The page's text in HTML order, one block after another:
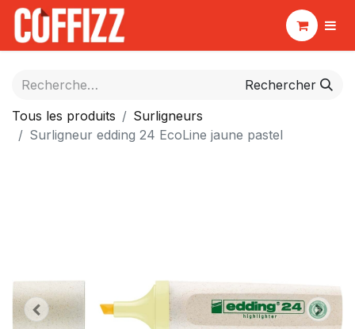
Rechercher
Tous les produits
Surligneurs
Surligneur edding 24 EcoLine jaune pastel